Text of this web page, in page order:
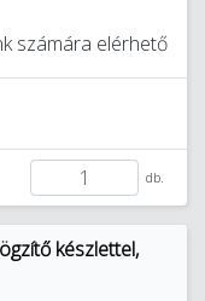
számára elérhető
db.
készlettel,